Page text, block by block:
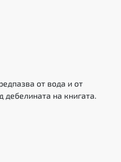
от вода и от
на книгата.